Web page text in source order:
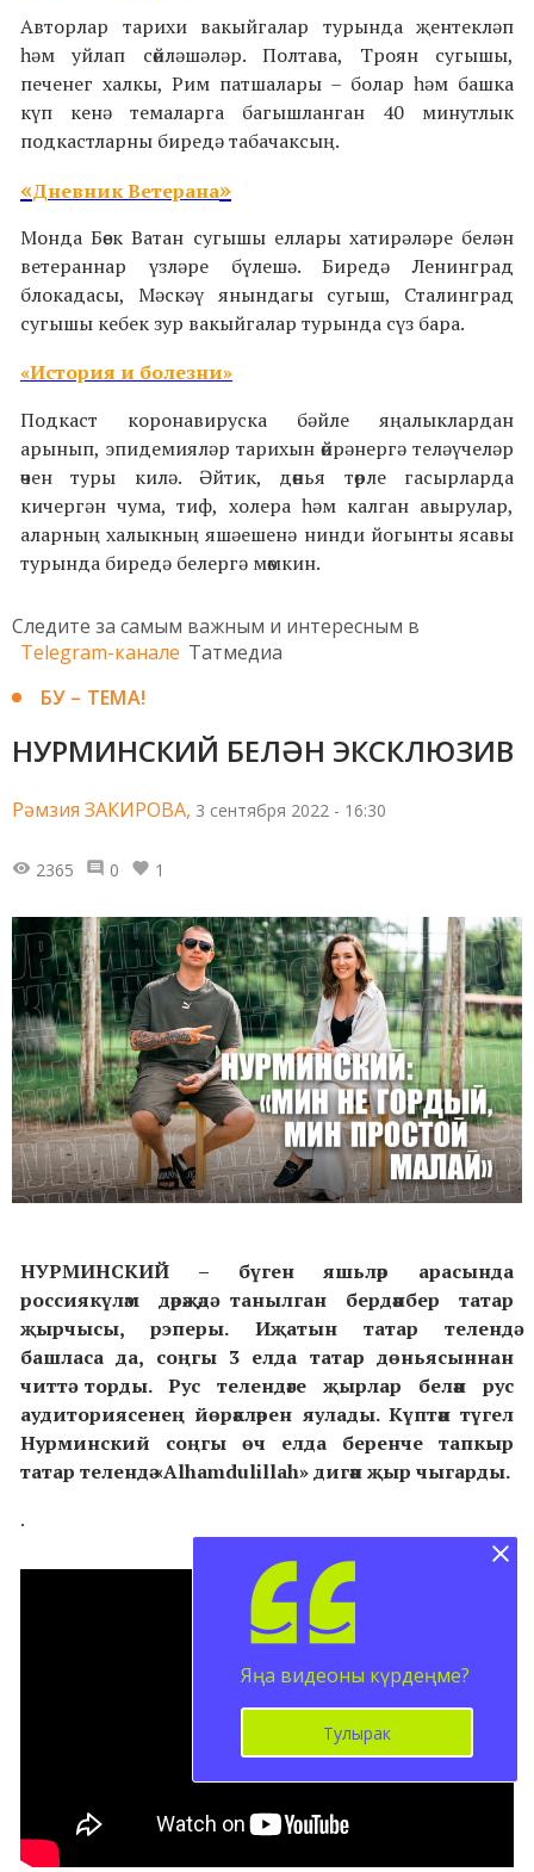
Авторлар тарихи вакыйгалар турында җентекләп
һәм уйлап сөйләшәләр. Полтава, Троян сугышы,
печенег халкы, Рим патшалары – болар һәм башка
күп кенә темаларга багышланган 40 минутлык
подкастларны биредә табачаксың.
«Дневник Ветерана»
Монда Бөек Ватан сугышы еллары хатирәләре белән
ветераннар үзләре бүлешә. Биредә Ленинград
блокадасы, Мәскәү янындагы сугыш, Сталинград
сугышы кебек зур вакыйгалар турында сүз бара.
«История и болезни»
Подкаст коронавируска бәйле яңалыклардан
арынып, эпидемияләр тарихын өйрәнергә теләүчеләр
өчен туры килә. Әйтик, дөнья төрле гасырларда
кичергән чума, тиф, холера һәм калган авырулар,
аларның халыкның яшәешенә нинди йогынты ясавы
турында биредә белергә мөмкин.
Следите за самым важным и интересным в
Telegram-канале Татмедиа
БУ – ТЕМА!
НУРМИНСКИЙ БЕЛӘН ЭКСКЛЮЗИВ
Рәмзия ЗАКИРОВА, 3 сентября 2022 - 16:30
2365 0 1
НУРМИНСКИЙ – бүген яшьләр арасында
россиякүләм дәрәҗәдә танылган бердәнбер татар
җырчысы, рэперы. Иҗатын татар телендә
башласа да, соңгы 3 елда татар дөньясыннан
читтә торды. Рус телендәге җырлар белән рус
аудиториясенең йөрәкләрен яулады. Күптән түгел
Нурминский соңгы өч елда беренче тапкыр
татар телендә «Alhamdulillah» дигән җыр чыгарды.
.
Яңа видеоны күрдеңме?
Тулырак